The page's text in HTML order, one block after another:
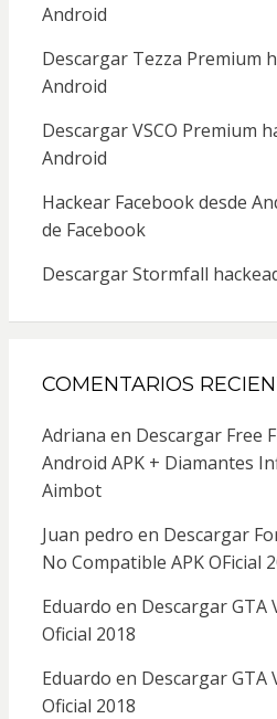
Android
Descargar Tezza Premium
Android
Descargar VSCO Premium
Android
Hackear Facebook desde
de Facebook
Descargar Stormfall
COMENTARIOS
Adriana en Descargar Free
Android APK + Diamantes
Aimbot
Juan pedro en Descargar
No Compatible APK OFicial
Eduardo en Descargar GTA
Oficial 2018
Eduardo en Descargar GTA
Oficial 2018